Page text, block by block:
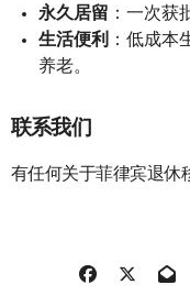
永久居留 ：一次获
生活便利
：低成本
养老。
联系我们
有任何关于菲律宾退休